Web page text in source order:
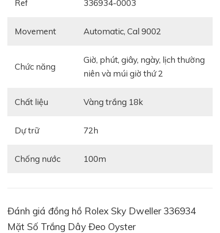
Ref 336934-0003
Movement automatic, Cal 9002
Chức năng
giờ, phút, giây, ngày, lịch thường
niên và múi giờ thứ 2
Chất liệu vàng trắng 18k
Dự trữ 72h
Chống nước 100m
Đánh giá đồng hồ Rolex Sky Dweller 336934
Mặt Số Trắng Dây Đeo Oyster